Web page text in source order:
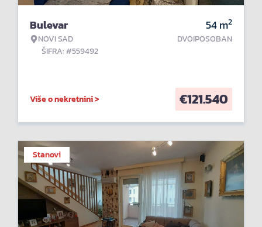
Bulevar
NOVI SAD
ŠIFRA: #559492
54m2
DVOIPOSOBAN
Više o nekretnini > €121.540
Stanovi